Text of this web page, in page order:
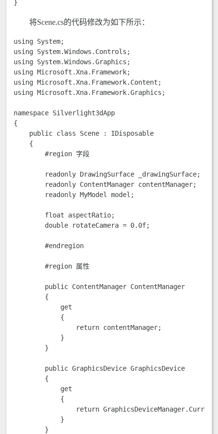
将Scene.cs的代码修改为如下所示：
using System;
using System.Windows.Controls;
using System.Windows.Graphics;
using Microsoft.Xna.Framework;
using Microsoft.Xna.Framework.Content;
using Microsoft.Xna.Framework.Graphics;
namespace Silverlight3dApp
{
    public class Scene : IDisposable
    {
        #region 字段
        readonly DrawingSurface _drawingSurface;
        readonly ContentManager contentManager;
        readonly MyModel model;
        float aspectRatio;
        double rotateCamera = 0.0f;
        #endregion
        #region 属性
        public ContentManager ContentManager
        {
            get
            {
                return contentManager;
            }
        }
        public GraphicsDevice GraphicsDevice
        {
            get
            {
return
            }
        }